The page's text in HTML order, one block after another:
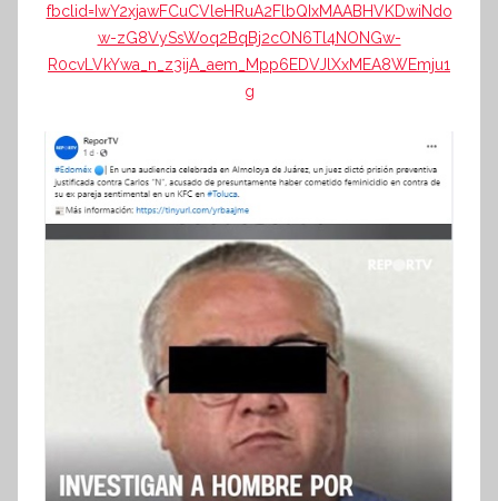
fbclid=IwY2xjawFCuCVleHRuA2FlbQIxMAABHVKDwiNdo
w-zG8VySsWoq2BqBj2cON6Tl4NONGw-
R0cvLVkYwa_n_z3ijA_aem_Mpp6EDVJlXxMEA8WEmju1
g